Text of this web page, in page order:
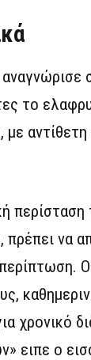
το
με αντίθετη
πρέπει να
χρονικό
ειπε ο